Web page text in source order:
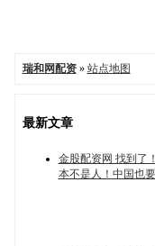
瑞和网配资» 站点地图
最新文章
金股配资网 找到了
本不是人！中国也